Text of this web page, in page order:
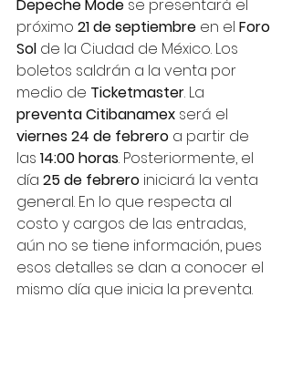
Depeche Mode se presentará el
próximo 21 de septiembre en el Foro
Sol de la Ciudad de México. Los
boletos saldrán a la venta por
medio de Ticketmaster. La
preventa Citibanamex será el
viernes 24 de febrero a partir de
las 14:00 horas. Posteriormente, el
día 25 de febrero iniciará la venta
general. En lo que respecta al
costo y cargos de las entradas,
aún no se tiene información, pues
esos detalles se dan a conocer el
mismo día que inicia la preventa.